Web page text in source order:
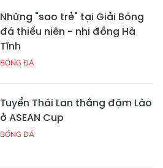
Những "sao trẻ" tại Giải Bóng
đá thiếu niên - nhi đồng Hà
Tĩnh
BÓNG ĐÁ
Tuyển Thái Lan thắng đậm Lào
ở ASEAN Cup
BÓNG ĐÁ